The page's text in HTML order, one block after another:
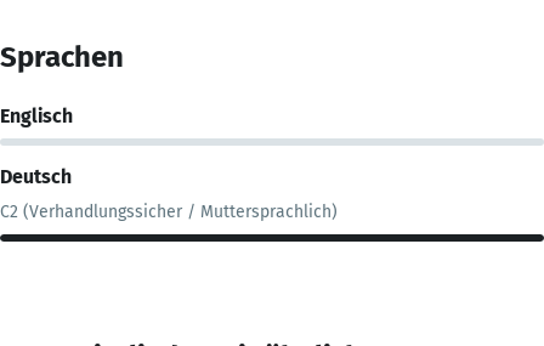
Sprachen
Englisch
Deutsch
C2 (Verhandlungssicher / Muttersprachlich)